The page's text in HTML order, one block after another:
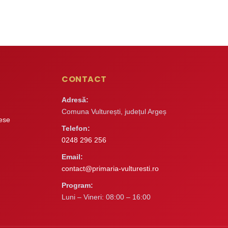
CONTACT
Adresă:
Comuna Vulturești, județul Argeș
Telefon:
0248 296 256
Email:
contact@primaria-vulturesti.ro
Program:
Luni – Vineri: 08:00 – 16:00